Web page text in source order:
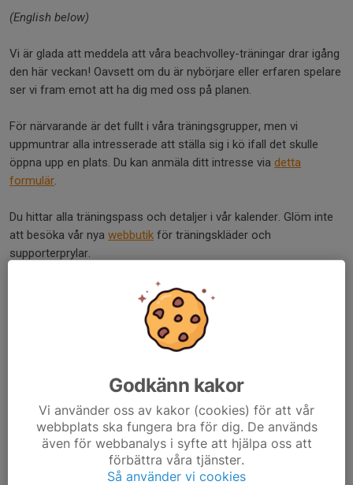
(English below)
Vi är glada att meddela att våra beachvolley-träningar drar igång
den här veckan! Oavsett om du är nybörjare eller erfaren spelare
ser vi fram emot att ha dig med oss på planen.
För närvarande är det fullt i våra träningsgrupper, men vi
uppmuntrar alla intresserade att ställa sig i kö ifall det skulle
öppna upp en plats. Du kan anmäla ditt intresse via detta
formulär.
Du hittar alla träningspass och detaljer i vår kalender. Glöm inte
att besöka vår nya webbutik för träningskläder och
supporterprylar.
Vi ser fram emot en härlig och aktiv säsong tillsammans!
We are excited to announce that our beach volleyball training
sessions are starting this week! Whether you are a beginner or
Currently, our training groups are full, but we encourage
everyone interested to join the waiting list in case a spot opens
up. You can register your interest through this form.
Godkänn kakor
Vi använder oss av kakor (cookies) för att vår
webbplats ska fungera bra för dig. De används
även för webbanalys i syfte att hjälpa oss att
förbättra våra tjänster.
Så använder vi cookies